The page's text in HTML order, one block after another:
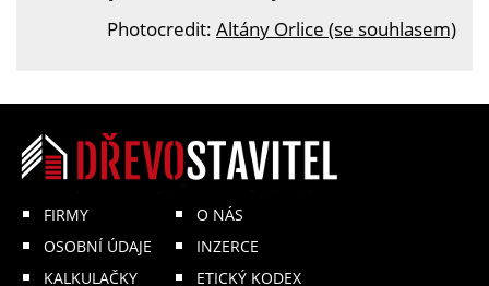
Photocredit: Altány Orlice (se souhlasem)
FIRMY
OSOBNÍ ÚDAJE
KALKULAČKY
O NÁS
INZERCE
ETICKÝ KODEX